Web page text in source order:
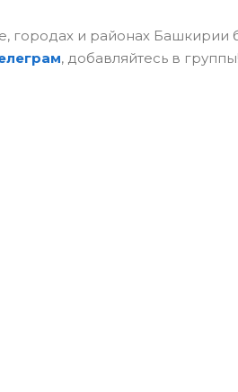
городах и районах Башкирии
, добавляйтесь в группы!